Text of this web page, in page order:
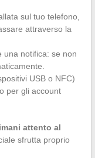
sul tuo telefono,
attraverso la
una notifica: se non
USB o NFC)
per gli account
attento al
sfrutta proprio